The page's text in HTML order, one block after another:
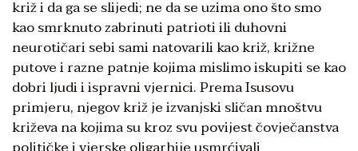
križ i da ga se slijedi; ne da se uzima ono što smo
kao smrknuto zabrinuti patrioti ili duhovni
neurotičari sebi sami natovarili kao križ, križne
putove i razne patnje kojima mislimo iskupiti se kao
dobri ljudi i ispravni vjernici. Prema Isusovu
primjeru, njegov križ je izvanjski sličan mnoštvu
križeva na kojima su kroz svu povijest čovječanstva